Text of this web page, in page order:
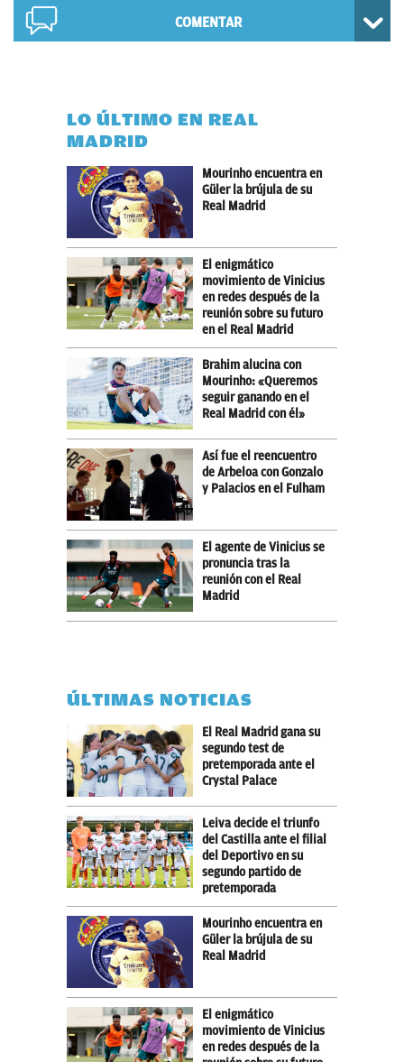
COMENTAR
LO ÚLTIMO EN REAL
MADRID
Mourinho encuentra en
Güler la brújula de su
Real Madrid
El enigmático
movimiento de Vinicius
en redes después de la
reunión sobre su futuro
en el Real Madrid
Brahim alucina con
Mourinho: «Queremos
seguir ganando en el
Real Madrid con él»
Así fue el reencuentro
de Arbeloa con Gonzalo
y Palacios en el Fulham
El agente de Vinicius se
pronuncia tras la
reunión con el Real
Madrid
ÚLTIMAS NOTICIAS
El Real Madrid gana su
segundo test de
pretemporada ante el
Crystal Palace
Leiva decide el triunfo
del Castilla ante el filial
del Deportivo en su
segundo partido de
pretemporada
Mourinho encuentra en
Güler la brújula de su
Real Madrid
El enigmático
movimiento de Vinicius
en redes después de la